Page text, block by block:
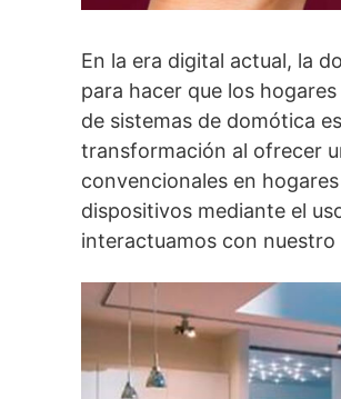
En la era digital actual, la
para hacer que los
de sistemas de domótica
transformación al ofrecer
convencionales en
dispositivos mediante el
interactuamos con